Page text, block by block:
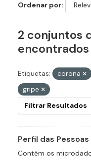
Ordenar por
2 conjuntos
encontrados
Etiquetas: corona
gripe
Filtrar Resultados
Perfil das
Contém os